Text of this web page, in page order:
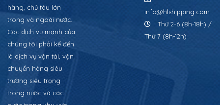
hàng, chủ tàu lớn
trong và ngoài nước.
Các dịch vụ mạnh của
chúng tôi phải kể đến
là dịch vụ vận tải, vận
chuyển hàng siêu
trường siêu trọng
trong nước và các
info@hlshipping.com
Thứ 2-6 (8h-18h) /
Thứ 7 (8h-12h)